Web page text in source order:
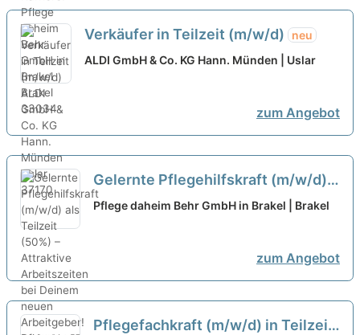
Verkäufer in Teilzeit (m/w/d)
neu
ALDI GmbH & Co. KG Hann. Münden | Uslar
zum Angebot
Gelernte Pflegehilfskraft (m/w/d)
als Teilzeit (50%) – Attraktive
Pflege daheim Behr GmbH in Brakel | Brakel
zum Angebot
Pflegefachkraft (m/w/d) in Teilzeit